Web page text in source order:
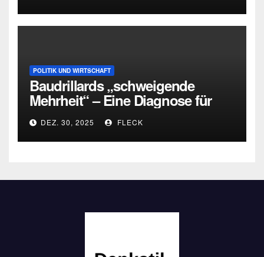
POLITIK UND WIRTSCHAFT
Baudrillards „schweigende
Mehrheit“ – Eine Diagnose für
heuteDEZ. 30, 2025 FLECK